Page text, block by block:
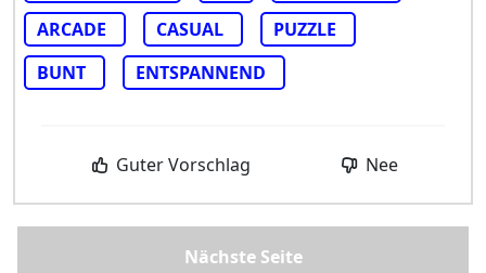
ARCADE
CASUAL
PUZZLE
BUNT
ENTSPANNEND
Guter Vorschlag Nee
Nächste Seite